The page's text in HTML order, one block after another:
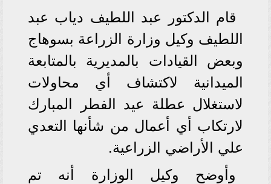
قام الدكتور عبد اللطيف دياب عبد
اللطيف وكيل وزارة الزراعة بسوهاج
وبعض القيادات بالمديرية بالمتابعة
الميدانية لاكتشاف أي محاولات
لاستغلال عطلة عيد الفطر المبارك
لارتكاب أي أعمال من شأنها التعدي
علي الأراضي الزراعية.
وأوضح وكيل الوزارة أنه تم